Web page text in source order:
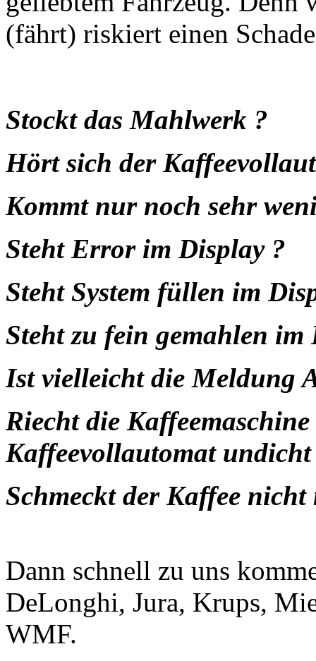
(fährt) riskiert einen
Stockt das Mahlwerk ?
Hört sich der
Kommt nur noch sehr
Steht Error im Display ?
Steht System füllen im
Steht zu fein gemahlen im
Ist vielleicht die Meldung
Riecht die
Kaffeevollautomat
Schmeckt der Kaffee nicht
Dann schnell zu uns
DeLonghi, Jura, Krups,
WMF.